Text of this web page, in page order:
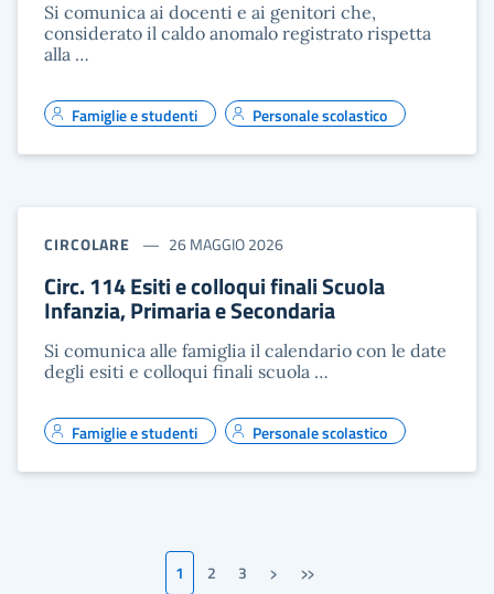
Si comunica ai docenti e ai genitori che,
considerato il caldo anomalo registrato rispetta
alla …
Famiglie e studenti Personale scolastico
CIRCOLARE 26 MAGGIO 2026
Circ. 114 Esiti e colloqui finali Scuola
Infanzia, Primaria e Secondaria
Si comunica alle famiglia il calendario con le date
degli esiti e colloqui finali scuola …
Famiglie e studenti Personale scolastico
1 2 3 Pagina successiva
› Ultima pagina
»